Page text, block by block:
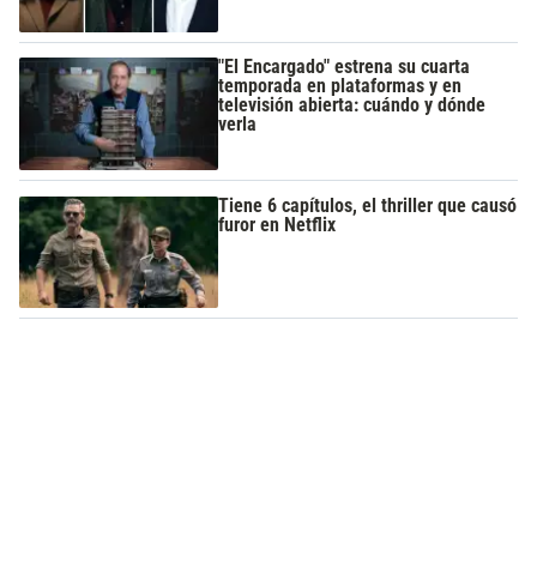
"El Encargado" estrena su cuarta
temporada en plataformas y en
televisión abierta: cuándo y dónde
verla
Tiene 6 capítulos, el thriller que causó
furor en Netflix